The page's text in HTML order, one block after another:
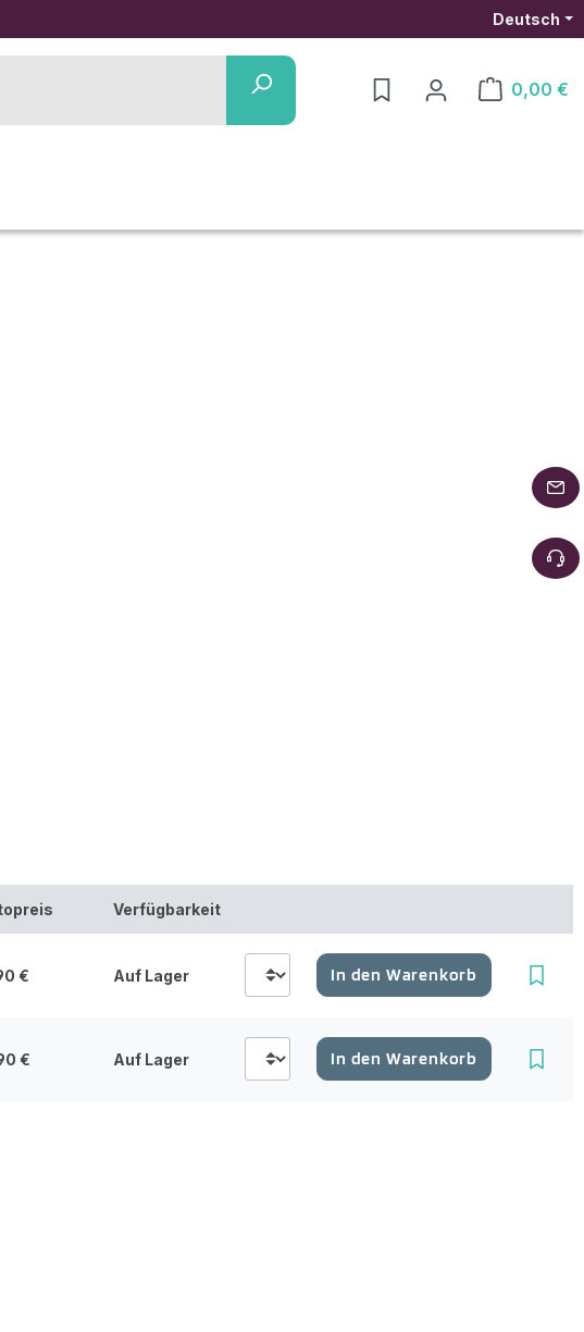
Deutsch
0,00 €
Warenkorb
Verfügbarkeit
€ Auf Lager In den Warenkorb
€ Auf Lager In den Warenkorb